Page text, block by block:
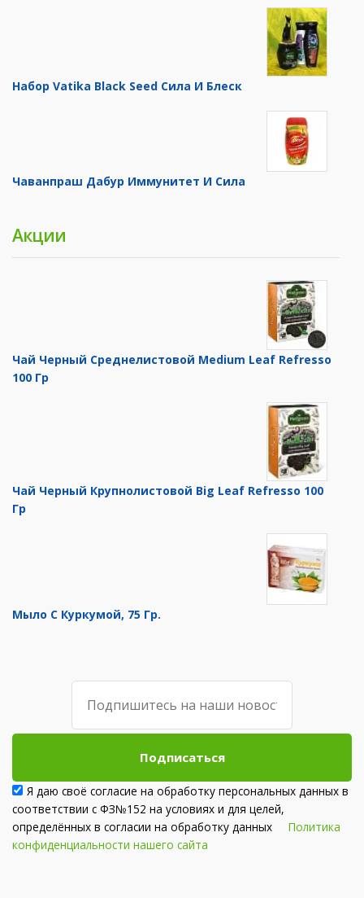
Набор Vatika Black Seed Сила И Блеск
Чаванпраш Дабур Иммунитет И Сила
Акции
Чай Черный Среднелистовой Medium Leaf Refresso
100 Гр
Чай Черный Крупнолистовой Big Leaf Refresso 100
Гр
Мыло С Куркумой, 75 Гр.
Подписаться
Я даю своё согласие на обработку персональных данных в
соответствии с ФЗ№152 на условиях и для целей,
определённых в согласии на обработку данных Политика
конфиденциальности нашего сайта